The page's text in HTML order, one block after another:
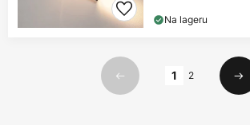
Na lageru
Prethodno
1 2